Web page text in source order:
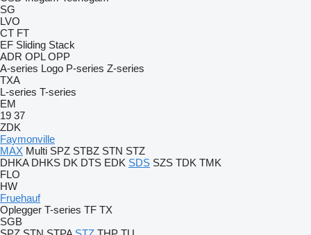
SG
LVO
CT FT
EF Sliding Stack
ADR OPL OPP
A-series Logo P-series Z-series
TXA
L-series T-series
EM
19 37
ZDK
Faymonville
MAX Multi SPZ STBZ STN STZ
DHKA DHKS DK DTS EDK SDS SZS TDK TMK
FLO
HW
Fruehauf
Oplegger T-series TF TX
SGB